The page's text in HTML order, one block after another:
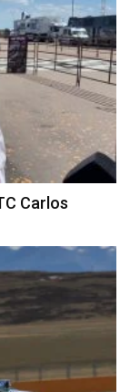
Carlos